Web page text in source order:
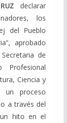
declarar
los
del Pueblo
aprobado
de
Profesional
Ciencia y
un proceso
a través del
hito en el